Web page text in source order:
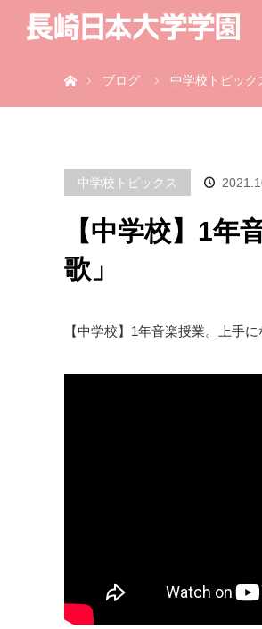
ブログ
中学校トピック
中学校トピックス
【中学校】1年
歌」
【中学校】1年音楽授業。上手